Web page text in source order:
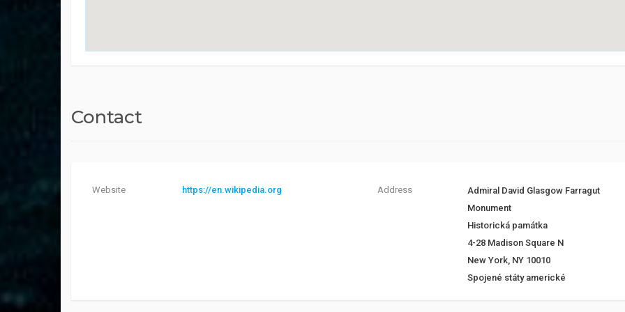
Contact
Website https://en.wikipedia.org Address
Admiral David Glasgow Farragut
Monument
Historická památka
4-28 Madison Square N
New York, NY 10010
Spojené státy americké